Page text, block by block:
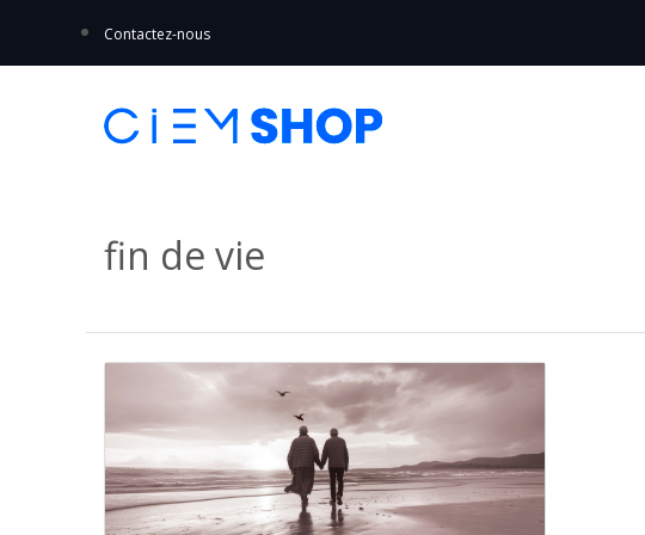
Contactez-nous
fin de vie